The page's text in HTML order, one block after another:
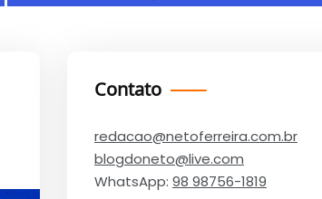
Contato
redacao@netoferreira.com.br
blogdoneto@live.com
WhatsApp: 98 98756-1819